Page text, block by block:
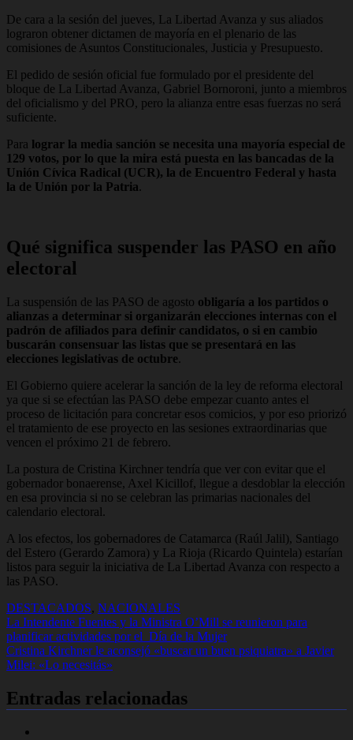
De cara a la sesión del jueves, La Libertad Avanza y sus aliados
lograron obtener dictamen de mayoría en el plenario de las
comisiones de Asuntos Constitucionales, Justicia y Presupuesto.
El pedido de sesión oficial fue formulado por el presidente del
bloque de La Libertad Avanza, Gabriel Bornoroni, junto a miembros
del oficialismo y del PRO, pero la alianza entre esas fuerzas no será
suficiente.
Para lograr la media sanción se necesita una mayoría especial de
129 votos, por lo que la mira está puesta en las bancadas de la
Unión Cívica Radical (UCR), la de Encuentro Federal y hasta
la de Unión por la Patria.
Qué significa suspender las PASO en año
electoral
La suspensión de las PASO de agosto obligaría a los partidos o
alianzas a determinar si organizarán elecciones internas con el
padrón de afiliados para definir candidatos, o si en cambio
buscarán consensuar las listas que se presentará en las
elecciones legislativas de octubre.
El Gobierno quiere acelerar la sanción de la ley de reforma electoral
ya que si se efectúan las PASO debe empezar cuanto antes el
proceso de licitación para concretar esos comicios, y por eso priorizó
el tratamiento de ese proyecto en las sesiones extraordinarias que
vencen el próximo 21 de febrero.
La postura de Cristina Kirchner tendría que ver con evitar que el
gobernador bonaerense, Axel Kicillof, llegue a desdoblar la elección
en esa provincia si no se celebran las primarias nacionales del
calendario electoral.
A los efectos, los gobernadores de Catamarca (Raúl Jalil), Santiago
del Estero (Gerardo Zamora) y La Rioja (Ricardo Quintela) estarían
listos para seguir la iniciativa de La Libertad Avanza con respecto a
las PASO.
DESTACADOS, NACIONALES
Navegación
de
entradas
La Intendente Fuentes y la Ministra O’Mill se reunieron para
planificar actividades por el Día de la Mujer
Cristina Kirchner le aconsejó «buscar un buen psiquiatra» a Javier
Milei: «Lo necesitás»
Entradas relacionadas